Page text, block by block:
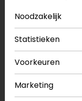
Vestiging Breda
Vestiging Capelle
Noodzakelijk
Statistieken
Voorkeuren
Marketing